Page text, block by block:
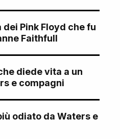
Pink Floyd che fu
Faithfull
diede vita a un
e compagni
odiato da Waters e